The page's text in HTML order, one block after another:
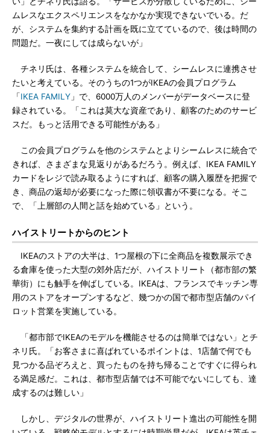
ムレスなエクスペリエンスをなかなか実現できないでいる。だ
が、システムを集約する計画を既に立てているので、後は時間の
問題だ。一夜にしては成らないが」
チネリ氏は、各種システムを統合して、シームレスに連携させ
たいと考えている。そのうちの1つがIKEAの会員プログラム
「IKEA FAMILY 」で、6000万人のメンバーがデータベースに登
録されている。「これは莫大な資産であり、顧客のためのサービ
スだ。もっと活用できる可能性がある」
この会員プログラムを他のシステムとよりシームレスに統合で
きれば、さまざまな見返りがあるだろう。例えば、IKEA FAMILY
カードをレジで読み取るようにすれば、顧客の購入履歴を把握で
き、商品の返却が必要になった際に領収書が不要になる。そこ
で、「上層部の人間と話を始めている」という。
ハイストリートからのヒント
IKEAのストアの大半は、1つ屋根の下に全商品を複数展示でき
る倉庫を使った大型の郊外店だが、ハイストリート（都市部の繁
華街）にも触手を伸ばしている。IKEAは、フランスでキッチン専
用のストアをオープンするなど、幾つかの国で都市型店舗のパイ
ロット営業を実施している。
「都市部でIKEAのモデルを機能させるのは簡単ではない」とチ
ネリ氏。「お客さまに喜ばれているポイントは、1店舗で何でも
見つかる品ぞろえと、買ったものを持ち帰ることですぐに得られ
る満足感だ。これは、都市型店舗では不可能でないにしても、達
成するのは難しい」
しかし、デジタルの世界が、ハイストリート進出の可能性を開